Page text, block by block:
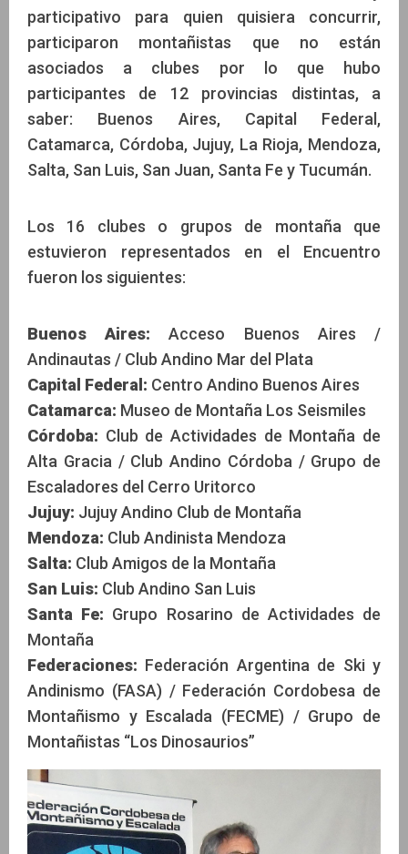
participativo para quien quisiera concurrir,
participaron montañistas que no están
asociados a clubes por lo que hubo
participantes de 12 provincias distintas, a
saber: Buenos Aires, Capital Federal,
Catamarca, Córdoba, Jujuy, La Rioja, Mendoza,
Salta, San Luis, San Juan, Santa Fe y Tucumán.
Los 16 clubes o grupos de montaña que
estuvieron representados en el Encuentro
fueron los siguientes:
Buenos Aires: Acceso Buenos Aires /
Andinautas / Club Andino Mar del Plata
Capital Federal: Centro Andino Buenos Aires
Catamarca: Museo de Montaña Los Seismiles
Córdoba: Club de Actividades de Montaña de
Alta Gracia / Club Andino Córdoba / Grupo de
Escaladores del Cerro Uritorco
Jujuy: Jujuy Andino Club de Montaña
Mendoza: Club Andinista Mendoza
Salta: Club Amigos de la Montaña
San Luis: Club Andino San Luis
Santa Fe: Grupo Rosarino de Actividades de
Montaña
Federaciones: Federación Argentina de Ski y
Andinismo (FASA) / Federación Cordobesa de
Montañismo y Escalada (FECME) / Grupo de
Montañistas “Los Dinosaurios”